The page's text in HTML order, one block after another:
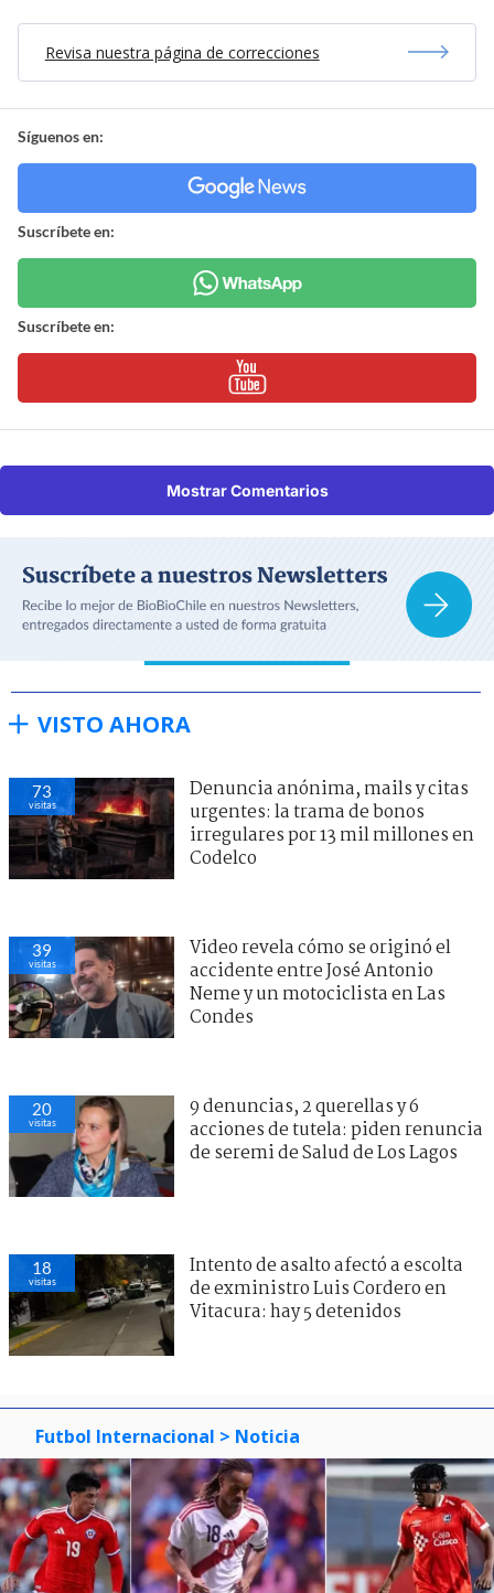
Revisa nuestra página de correcciones
Síguenos en:
Suscríbete en:
Suscríbete en:
Mostrar Comentarios
VISTO AHORA
73
visitas
Denuncia anónima, mails y citas
urgentes: la trama de bonos
irregulares por 13 mil millones en
Codelco
39
visitas
Video revela cómo se originó el
accidente entre José Antonio
Neme y un motociclista en Las
Condes
20
visitas
9 denuncias, 2 querellas y 6
acciones de tutela: piden renuncia
de seremi de Salud de Los Lagos
18
visitas
Intento de asalto afectó a escolta
de exministro Luis Cordero en
Vitacura: hay 5 detenidos
Futbol Internacional > Noticia